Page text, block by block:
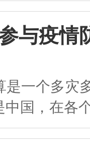
与疫情
是一个多灾
中国，在各